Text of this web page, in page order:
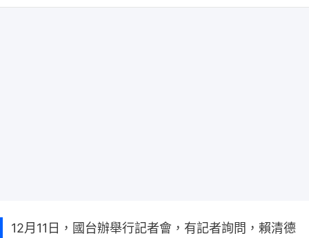
12月11日，國台辦舉行記者會，有記者詢問，賴清德